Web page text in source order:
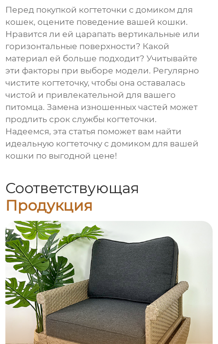
Перед покупкой когтеточки с домиком для
кошек, оцените поведение вашей кошки.
Нравится ли ей царапать вертикальные или
горизонтальные поверхности? Какой
материал ей больше подходит? Учитывайте
эти факторы при выборе модели. Регулярно
чистите когтеточку, чтобы она оставалась
чистой и привлекательной для вашего
питомца. Замена изношенных частей может
продлить срок службы когтеточки.
Надеемся, эта статья поможет вам найти
идеальную когтеточку с домиком для вашей
кошки по выгодной цене!
Соответствующая
Продукция